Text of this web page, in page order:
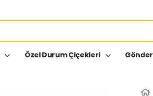
Özel Durum Çiçekleri